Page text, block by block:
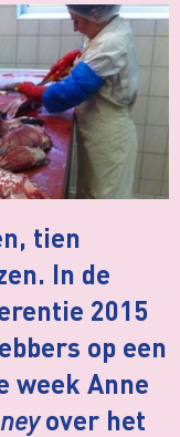
tien
In de
2015
op een
week Anne
over het